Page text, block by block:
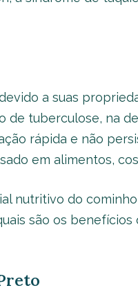
a suas
de tuberculose, na
rápida e não
em alimentos,
nutritivo do
são os